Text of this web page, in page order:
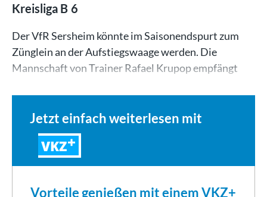
Kreisliga B 6
Der VfR Sersheim könnte im Saisonendspurt zum
Zünglein an der Aufstiegswaage werden. Die
Mannschaft von Trainer Rafael Krupop empfängt
Jetzt einfach weiterlesen mit
VKZ
Vorteile genießen mit einem VKZ+